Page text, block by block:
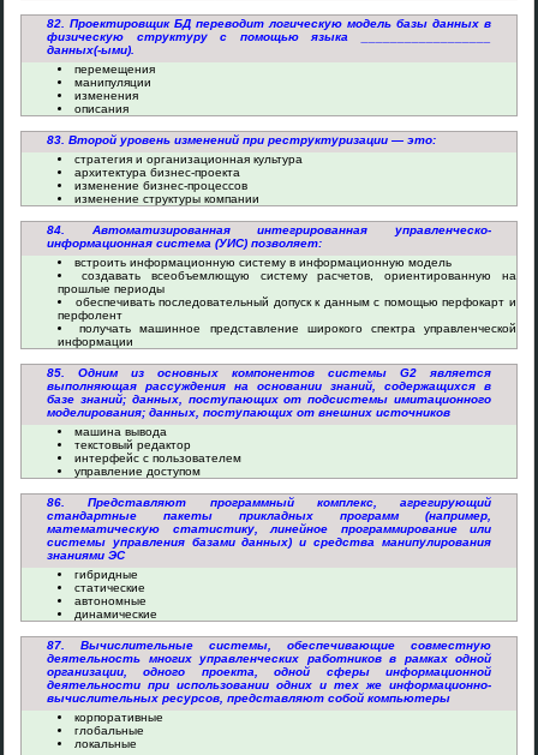
82. Проектировщик БД переводит логическую модель базы данных в
физическую структуру с помощью языка __________________
данных(-ыми).
перемещения
манипуляции
изменения
описания
83. Второй уровень изменений при реструктуризации — это:
стратегия и организационная культура
архитектура бизнес-проекта
изменение бизнес-процессов
изменение структуры компании
84. Автоматизированная интегрированная управленческо-
информационная система (УИС) позволяет:
встроить информационную систему в информационную модель
создавать всеобъемлющую систему расчетов, ориентированную на
прошлые периоды
обеспечивать последовательный допуск к данным с помощью перфокарт и
перфолент
получать машинное представление широкого спектра управленческой
информации
85. Одним из основных компонентов системы G2 является
выполняющая рассуждения на основании знаний, содержащихся в
базе знаний; данных, поступающих от подсистемы имитационного
моделирования; данных, поступающих от внешних источников
машина вывода
текстовый редактор
интерфейс с пользователем
управление доступом
86. Представляют программный комплекс, агрегирующий
стандартные пакеты прикладных программ (например,
математическую статистику, линейное программирование или
системы управления базами данных) и средства манипулирования
знаниями ЭС
гибридные
статические
автономные
динамические
87. Вычислительные системы, обеспечивающие совместную
деятельность многих управленческих работников в рамках одной
организации, одного проекта, одной сферы информационной
деятельности при использовании одних и тех же информационно-
вычислительных ресурсов, представляют собой компьютеры
корпоративные
глобальные
локальные